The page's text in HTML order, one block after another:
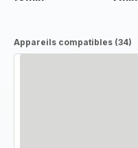
Appareils compatibles (34)